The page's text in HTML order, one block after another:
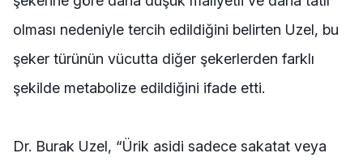
olması nedeniyle tercih edildiğini belirten Uzel, bu
şeker türünün vücutta diğer şekerlerden farklı
şekilde metabolize edildiğini ifade etti.
Dr. Burak Uzel, “Ürik asidi sadece sakatat veya